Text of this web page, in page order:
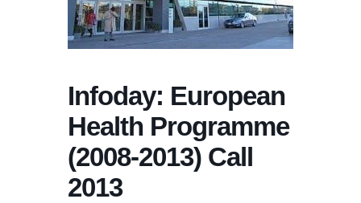
Infoday: European
Health Programme
(2008-2013) Call
2013